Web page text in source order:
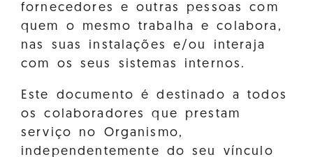
fornecedores e outras pessoas com
quem o mesmo trabalha e colabora,
nas suas instalações e/ou interaja
com os seus sistemas internos.
Este documento é destinado a todos
os colaboradores que prestam
serviço no Organismo,
independentemente do seu vínculo